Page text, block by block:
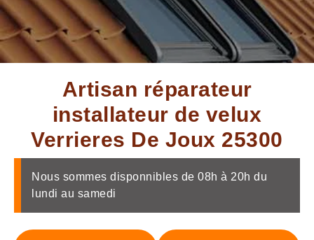
Artisan réparateur
installateur de velux
Verrieres De Joux 25300
Nous sommes disponnibles de 08h à 20h du
lundi au samedi